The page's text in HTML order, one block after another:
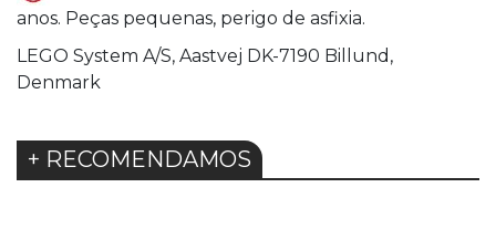
anos. Peças pequenas, perigo de asfixia.
LEGO System A/S, Aastvej DK-7190 Billund,
Denmark
+ RECOMENDAMOS